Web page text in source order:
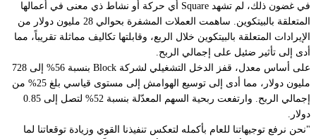
في غضون ذلك، لم تشهد Square أي حركة أو نشاط ذي معنى في أعمالها
المتعلقة بالبيتكوين. ساهمت العملات المشفرة بحوالي 28 مليون دولار من
الإيرادات المتعلقة بالبيتكوين خلال الربع، وقابلتها تكاليف مماثلة تقريباً، مما
أدى إلى تأثير ضئيل على إجمالي الربح.
على أساس معدل، قفز الدخل التشغيلي لشركة Block بنسبة 56% إلى 728
مليون دولار، مما أدى إلى توسيع الهوامش إلى مستوى قياسي بلغ 25% من
إجمالي الربح. وارتفعت ربحية السهم المعدّلة بنسبة 52% لتصل إلى 0.85
دولار.
"نحن نرفع توجيهاتنا للعام بأكمله لتعكس تنفيذنا القوي وزيادة توقعاتنا لما